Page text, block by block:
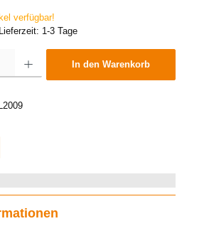
verfügbar!
1-3 Tage
Wert ein oder benutze die Schaltflächen um die
In den Warenkorb